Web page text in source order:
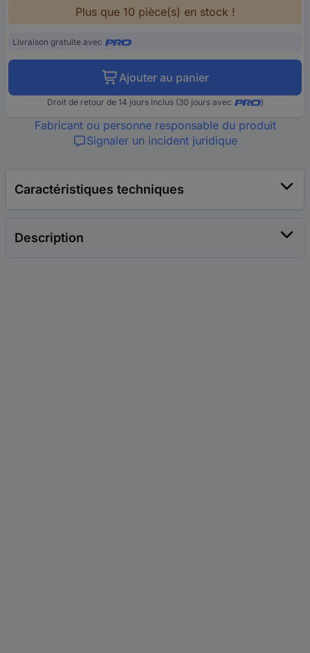
Plus que 10 pièce(s) en stock !
Livraison gratuite avec
Ajouter au panier
Droit de retour de 14 jours inclus (30 jours avec )
Fabricant ou personne responsable du produit
Signaler un incident juridique
Caractéristiques techniques
Description